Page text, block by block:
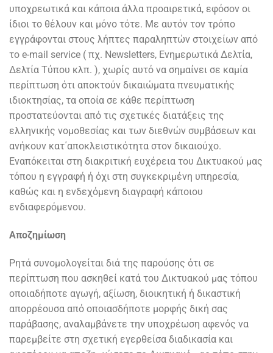
υποχρεωτικά και κάποια άλλα προαιρετικά, εφόσον οι
ίδιοι το θέλουν και μόνο τότε. Με αυτόν τον τρόπο
εγγράφονται στους λήπτες παραληπτών στοιχείων από
το e-mail service ( πχ. Newsletters, Ενημερωτικά Δελτία,
Δελτία Τύπου κλπ. ), χωρίς αυτό να σημαίνει σε καμία
περίπτωση ότι αποκτούν δικαιώματα πνευματικής
ιδιοκτησίας, τα οποία σε κάθε περίπτωση
προστατεύονται από τις σχετικές διατάξεις της
ελληνικής νομοθεσίας και των διεθνών συμβάσεων και
ανήκουν κατ΄αποκλειστικότητα στον δικαιούχο.
Εναπόκειται στη διακριτική ευχέρεια του Δικτυακού μας
τόπου η εγγραφή ή όχι στη συγκεκριμένη υπηρεσία,
καθώς και η ενδεχόμενη διαγραφή κάποιου
ενδιαφερόμενου.
Αποζημίωση
Ρητά συνομολογείται διά της παρούσης ότι σε
περίπτωση που ασκηθεί κατά του Δικτυακού μας τόπου
οποιαδήποτε αγωγή, αξίωση, διοικητική ή δικαστική
απορρέουσα από οποιασδήποτε μορφής δική σας
παράβασης, αναλαμβάνετε την υποχρέωση αφενός να
παρεμβείτε στη σχετική εγερθείσα διαδικασία και